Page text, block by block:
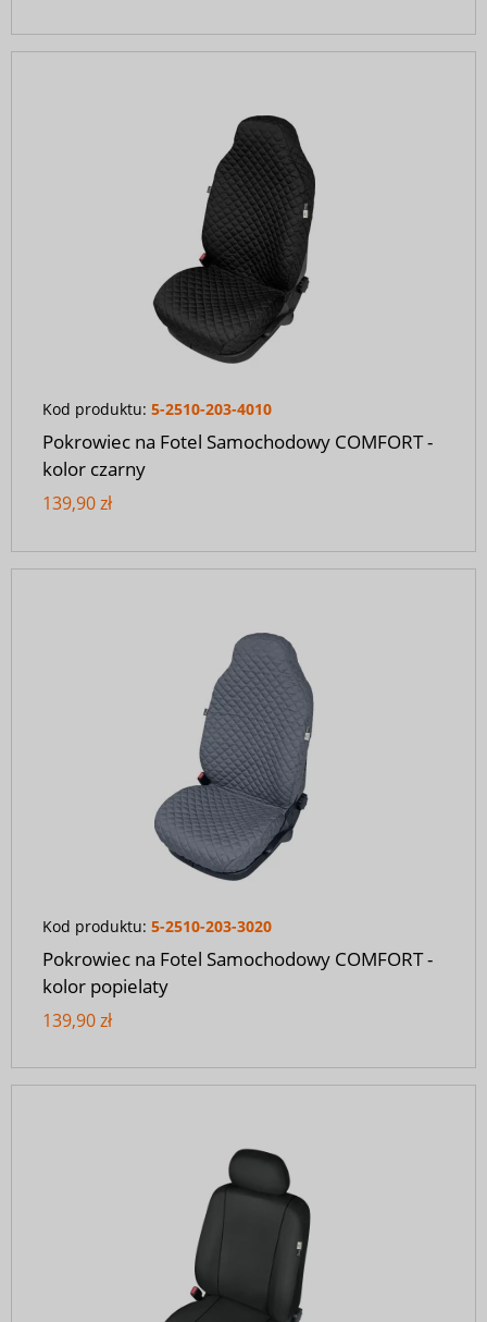
Kod produktu: 5-2510-203-4010
Pokrowiec na Fotel Samochodowy COMFORT -
kolor czarny
139,90 zł
Kod produktu: 5-2510-203-3020
Pokrowiec na Fotel Samochodowy COMFORT -
kolor popielaty
139,90 zł